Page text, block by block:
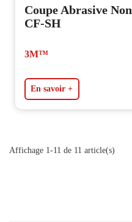
Coupe Abrasive
CF-SH
3M™
En savoir +
Affichage 1-11 de 11 article(s)